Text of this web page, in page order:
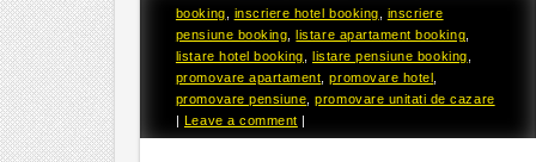
booking
inscriere hotel booking
inscriere
pensiune booking ,listare apartament booking
listare hotel booking
listare pensiune booking
promovare apartament ,promovare hotel
promovare pensiune ,promovare unitati de cazare
| Leave a comment |